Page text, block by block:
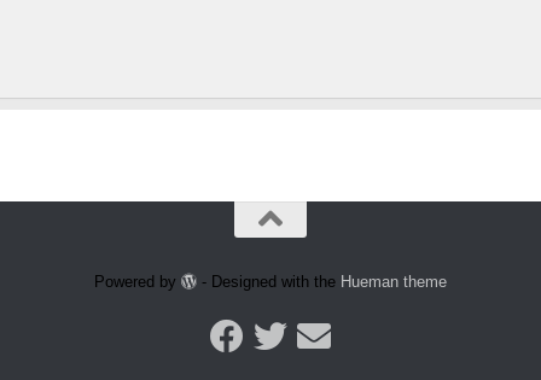
Powered by - Designed with the Hueman theme